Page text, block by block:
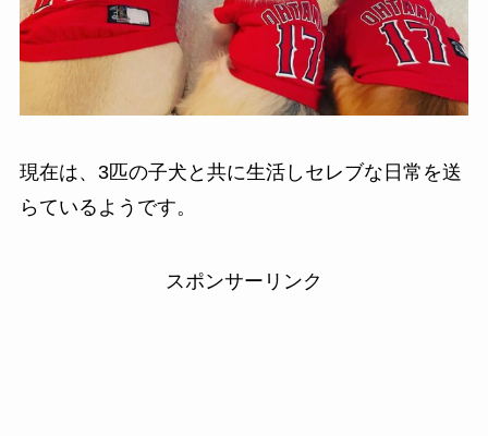
現在は、3匹の子犬と共に生活しセレブな日常を送
らているようです。
スポンサーリンク